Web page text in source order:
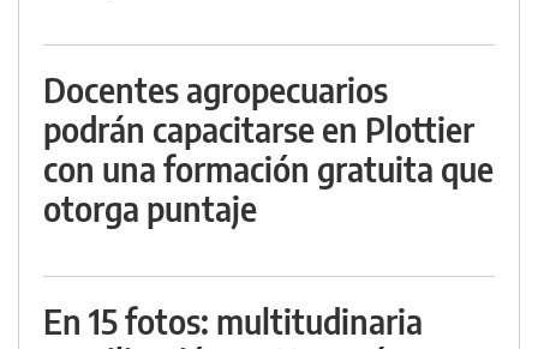
Docentes agropecuarios
podrán capacitarse en Plottier
con una formación gratuita que
otorga puntaje
En 15 fotos: multitudinaria